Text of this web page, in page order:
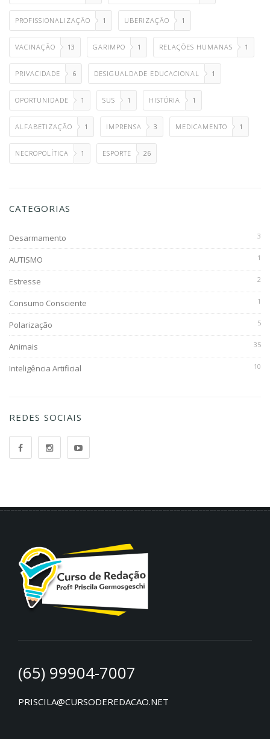
PROFISSIONALIZAÇÃO 1 UBERIZAÇÃO 1
VACINAÇÃO 13 GARIMPO 1 RELAÇÕES HUMANAS 1
PRIVACIDADE 6 DESIGUALDADE EDUCACIONAL 1
OPORTUNIDADE 1 SUS 1 HISTÓRIA 1
ALFABETIZAÇÃO 1 IMPRENSA 3 MEDICAMENTO 1
NECROPOLÍTICA 1 ESPORTE 26
CATEGORIAS
Desarmamento 3
AUTISMO 1
Estresse 2
Consumo Consciente 1
Polarização 5
Animais 35
Inteligência Artificial 10
REDES SOCIAIS
(65) 99904-7007
PRISCILA@CURSODEREDACAO.NET